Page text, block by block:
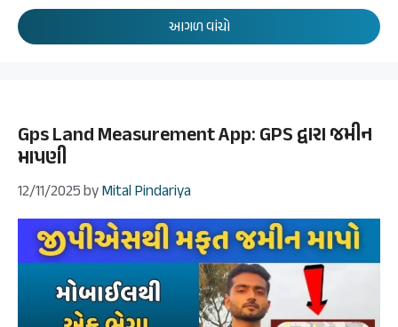
આગળ વાંચો
Gps Land Measurement App: GPS દ્વારા જમીન
માપણી
12/11/2025byMital Pindariya